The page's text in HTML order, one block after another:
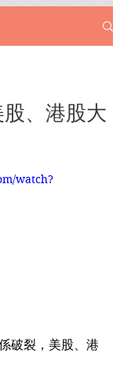
股、港股大
watch?
破裂，美股、港